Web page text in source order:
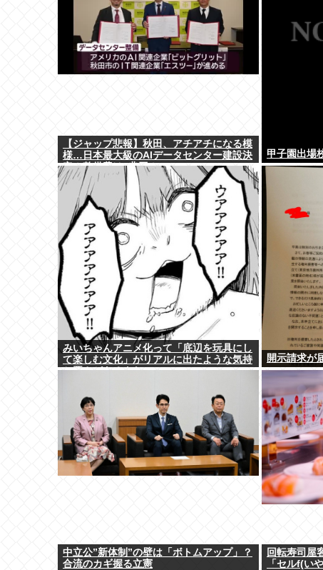
【ジャップ悲報】秋田、アチアチになる模
様…日本最大級のAIデータセンター建設決
定！整備費は2兆円！
甲子園出場
みいちゃんアニメ化って「底辺を玩具にし
て楽しむ文化」がリアルに出たような気持
ち悪さがあるよな
開示請求が
中立公”新体制”の壁は「ボトムアップ」？
合流のカギ握る立憲
回転寿司屋
「セルf(い